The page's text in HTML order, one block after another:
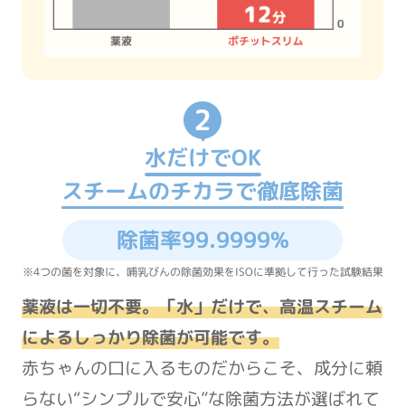
2
水だけでOK
スチームのチカラで徹底除菌
除菌率99.9999%
※4つの菌を対象に、哺乳びんの除菌効果をISOに準拠して行った試験結果
薬液は一切不要。「水」だけで、高温スチーム
によるしっかり除菌が可能です。
赤ちゃんの口に入るものだからこそ、成分に頼
らない“シンプルで安心”な除菌方法が選ばれて